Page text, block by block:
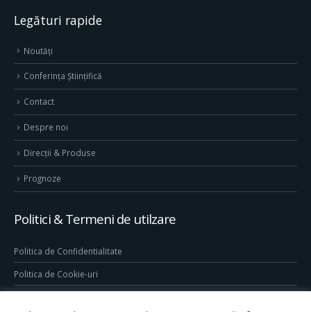
Legături rapide
Noutăți
Conferința Științifică
Contact
Despre noi
Direcţii & Produse
Prognoze
Politici & Termeni de utilzare
Politica de Confidentialitate
Politica de Cookie-uri